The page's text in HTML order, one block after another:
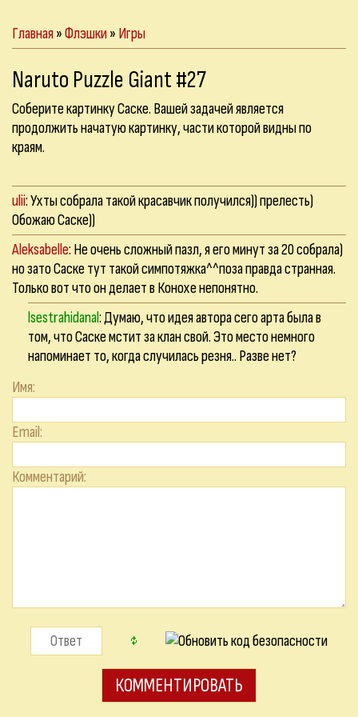
Главная»Флэшки» Игры
Naruto Puzzle Giant #27
Соберите картинку Саске. Вашей задачей является
продолжить начатую картинку, части которой видны по
краям.
ulii: Ухты собрала такой красавчик получился)) прелесть)
Обожаю Саске))
Aleksabelle: Не очень сложный пазл, я его минут за 20 собрала)
но зато Саске тут такой симпотяжка^^поза правда странная.
Только вот что он делает в Конохе непонятно.
lsestrahidanal: Думаю, что идея автора сего арта была в
том, что Саске мстит за клан свой. Это место немного
напоминает то, когда случилась резня.. Разве нет?
Имя:
Email:
Комментарий: